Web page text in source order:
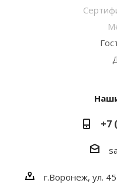
+7
г.Воронеж, ул.